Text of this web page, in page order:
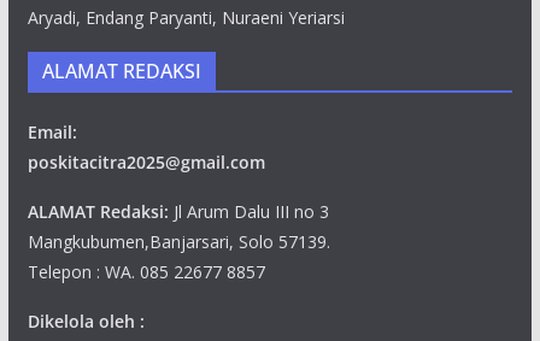
Aryadi, Endang Paryanti, Nuraeni Yeriarsi
ALAMAT REDAKSI
Email:
poskitacitra2025@gmail.com
ALAMAT Redaksi: Jl Arum Dalu III no 3
Mangkubumen,Banjarsari, Solo 57139.
Telepon : WA. 085 22677 8857
Dikelola oleh :